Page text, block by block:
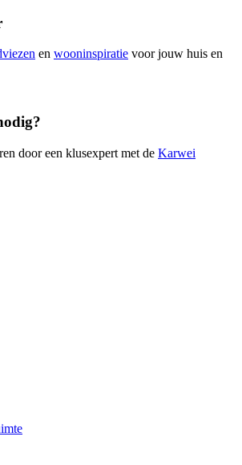
en wooninspiratie voor jouw huis en
door een klusexpert met de Karwei